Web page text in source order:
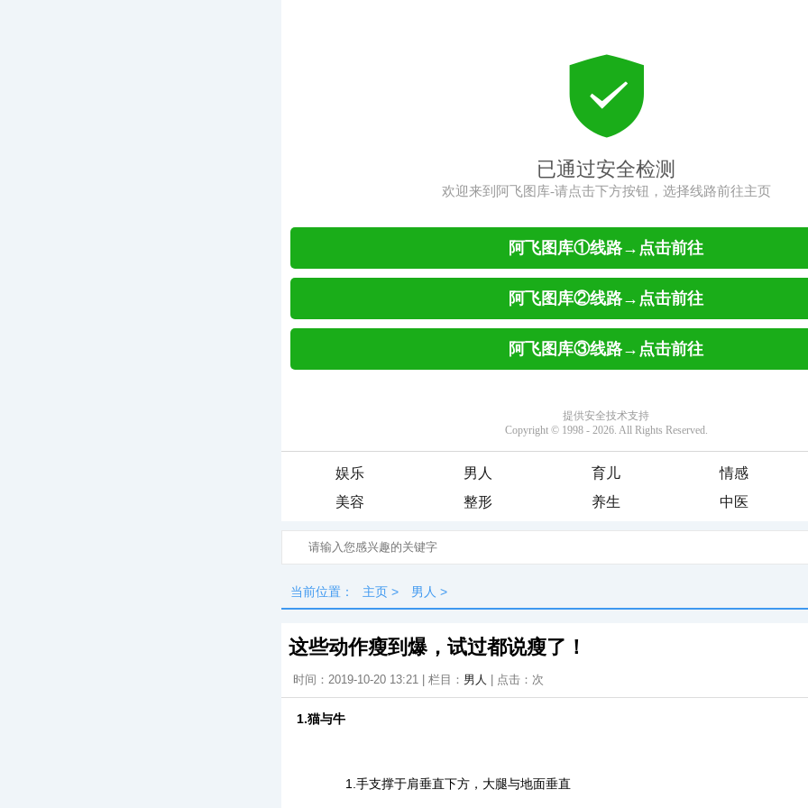
娱乐 男人 育儿
情感
美容
整形 养生 中医
当前位置： 主页 > 男人 >
这些动作瘦到爆，试过都说瘦了！
时间：2019-10-20 13:21 | 栏目： 男人 | 点击： 次
1.猫与牛
1.手支撑于肩垂直下方，大腿与地面垂直